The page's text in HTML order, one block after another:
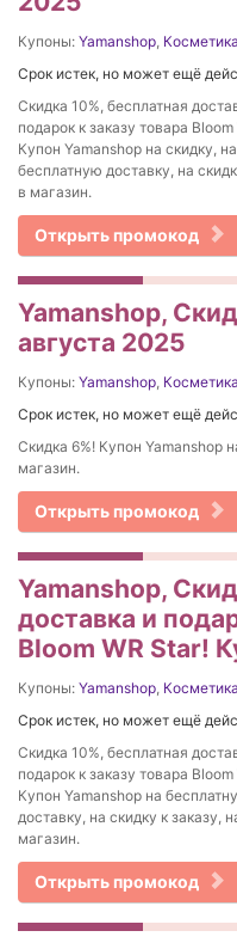
Купоны: Yamanshop, Косметика
Срок истек, но может ещё
Скидка 10%, бесплатная
подарок к заказу товара Bloom
Купон Yamanshop на скидку, на
бесплатную доставку, на
в магазин.
Открыть промокод
Yamanshop,
августа 2025
Купоны: Yamanshop, Косметика
Срок истек, но может ещё
Скидка 6%! Купон Yamanshop
магазин.
Открыть промокод
Yamanshop,
доставка и
Bloom WR Star!
Купоны: Yamanshop, Косметика
Срок истек, но может ещё
Скидка 10%, бесплатная
подарок к заказу товара Bloom
Купон Yamanshop на
доставку, на скидку к заказу,
магазин.
Открыть промокод